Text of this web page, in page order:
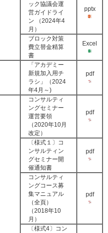
ック協議会運
営ガイドライ
ン （2024年4
月）
pptx
ブロック対策
費立替金精算
書
Excel
「アカデミー
新規加入用チ
ラシ」（2024
年4月～)
pdf
コンサルティ
ングセミナー
運営要領
（2020年10月
改定）
pdf
〔様式１〕コ
ンサルティン
グセミナー開
催通知書
pdf
コンサルティ
ングコース募
集マニュアル
（全頁）
（2018年10
月）
pdf
〔様式4〕コン